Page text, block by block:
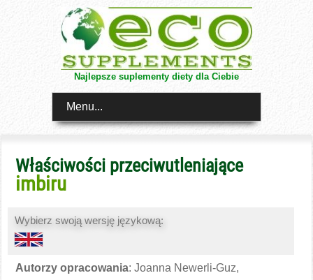
Najlepsze suplementy diety dla Ciebie
Menu...
Właściwości przeciwutleniające
imbiru
Wybierz swoją wersję językową:
Autorzy opracowania: Joanna Newerli-Guz,